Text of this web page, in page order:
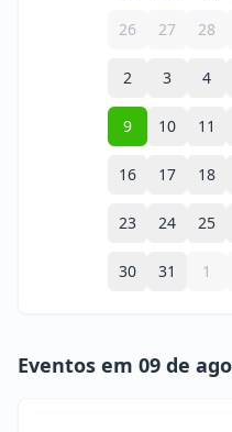
26 27 28
2 3 4
9 10 11
16 17 18
23 24 25
30 31 1
Eventos em 09 de